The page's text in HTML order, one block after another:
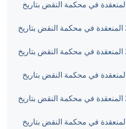
القضية رقم ‎341‏/‎2023‏ المنعقدة في محكمة النقض بتاريخ
القضية رقم ‎1026‏/‎2022‏ المنعقدة في محكمة النقض بتاريخ
القضية رقم ‎1250‏/‎2022‏ المنعقدة في محكمة النقض بتاريخ
القضية رقم ‎421‏/‎2023‏ المنعقدة في محكمة النقض بتاريخ
القضية رقم ‎1049‏/‎2020‏ المنعقدة في محكمة النقض بتاريخ
القضية رقم ‎591‏/‎2022‏ المنعقدة في محكمة النقض بتاريخ